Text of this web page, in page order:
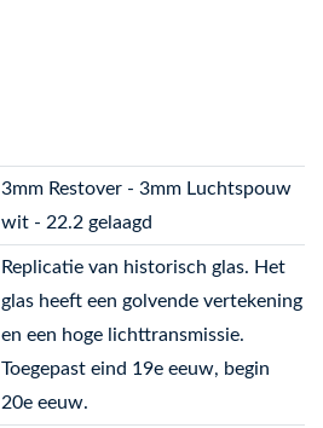
3mm Restover - 3mm Luchtspouw
wit - 22.2 gelaagd
Replicatie van historisch glas. Het
glas heeft een golvende vertekening
en een hoge lichttransmissie.
Toegepast eind 19e eeuw, begin
20e eeuw.